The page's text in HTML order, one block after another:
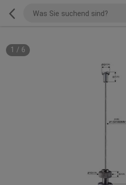
1 / 6